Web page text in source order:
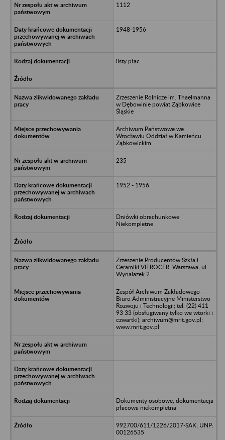
1112
1948-1956
listy płac
Zrzeszenie Rolnicze im. Thaelmanna
w Dębowinie powiat Ząbkowice
Śląskie
Archiwum Państwowe we
Wrocławiu Oddział w Kamieńcu
Ząbkowickim
235
1952 - 1956
Dniówki obrachunkowe
Niekompletne
Zrzeszenie Producentów Szkła i
Ceramiki VITROCER, Warszawa, ul.
Wynalazek 2
Zespół Archiwum Zakładowego -
Biuro Administracyjne Ministerstwo
Rozwoju i Technologii; tel. (22) 411
93 33 (obsługiwany tylko we wtorki i
czwartki); archiwum@mrit.gov.pl;
www.mrit.gov.pl
Dokumenty osobowe, dokumentacja
płacowa niekompletna
992700/611/1226/2017-SAK; UNP:
00126535